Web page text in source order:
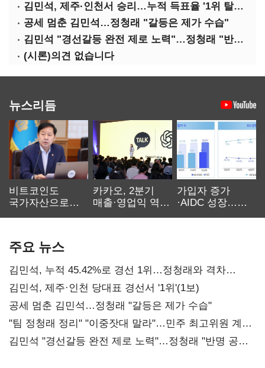
김민석, 제주·인천서 승리…누적 득표율 '1위 탈환'(종합)
공세 멈춘 김민석…정청래 "갈등은 제가 수습"
김민석 "경선갈등 완전 제로 노력"…정청래 "반명 공세 사과부터"
(시론)의견 없습니다
뉴스리듬
비트코인도
국가자산으로…'
카카오, 2분기
매출·영업익 역대
가입자 증가
·AIDC 성장…
주요 뉴스
김민석, 누적 45.42%로 경선 1위…정청래와 격차
0.86%p(2보)
김민석, 제주·인천 당대표 경선서 '1위'(1보)
공세 멈춘 김민석…정청래 "갈등은 제가 수습"
"팀 정청래 정리" "이중잣대 말라"…민주 최고위원 계파
다툼 격화
김민석 "경선갈등 완전 제로 노력"…정청래 "반명 공세